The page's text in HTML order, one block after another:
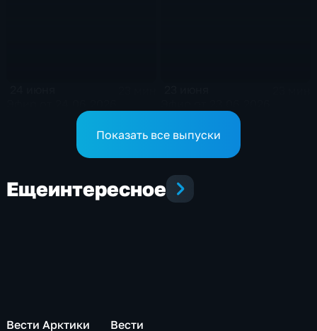
Показать все выпуски
Ещеинтересное
Вести Арктики Вести